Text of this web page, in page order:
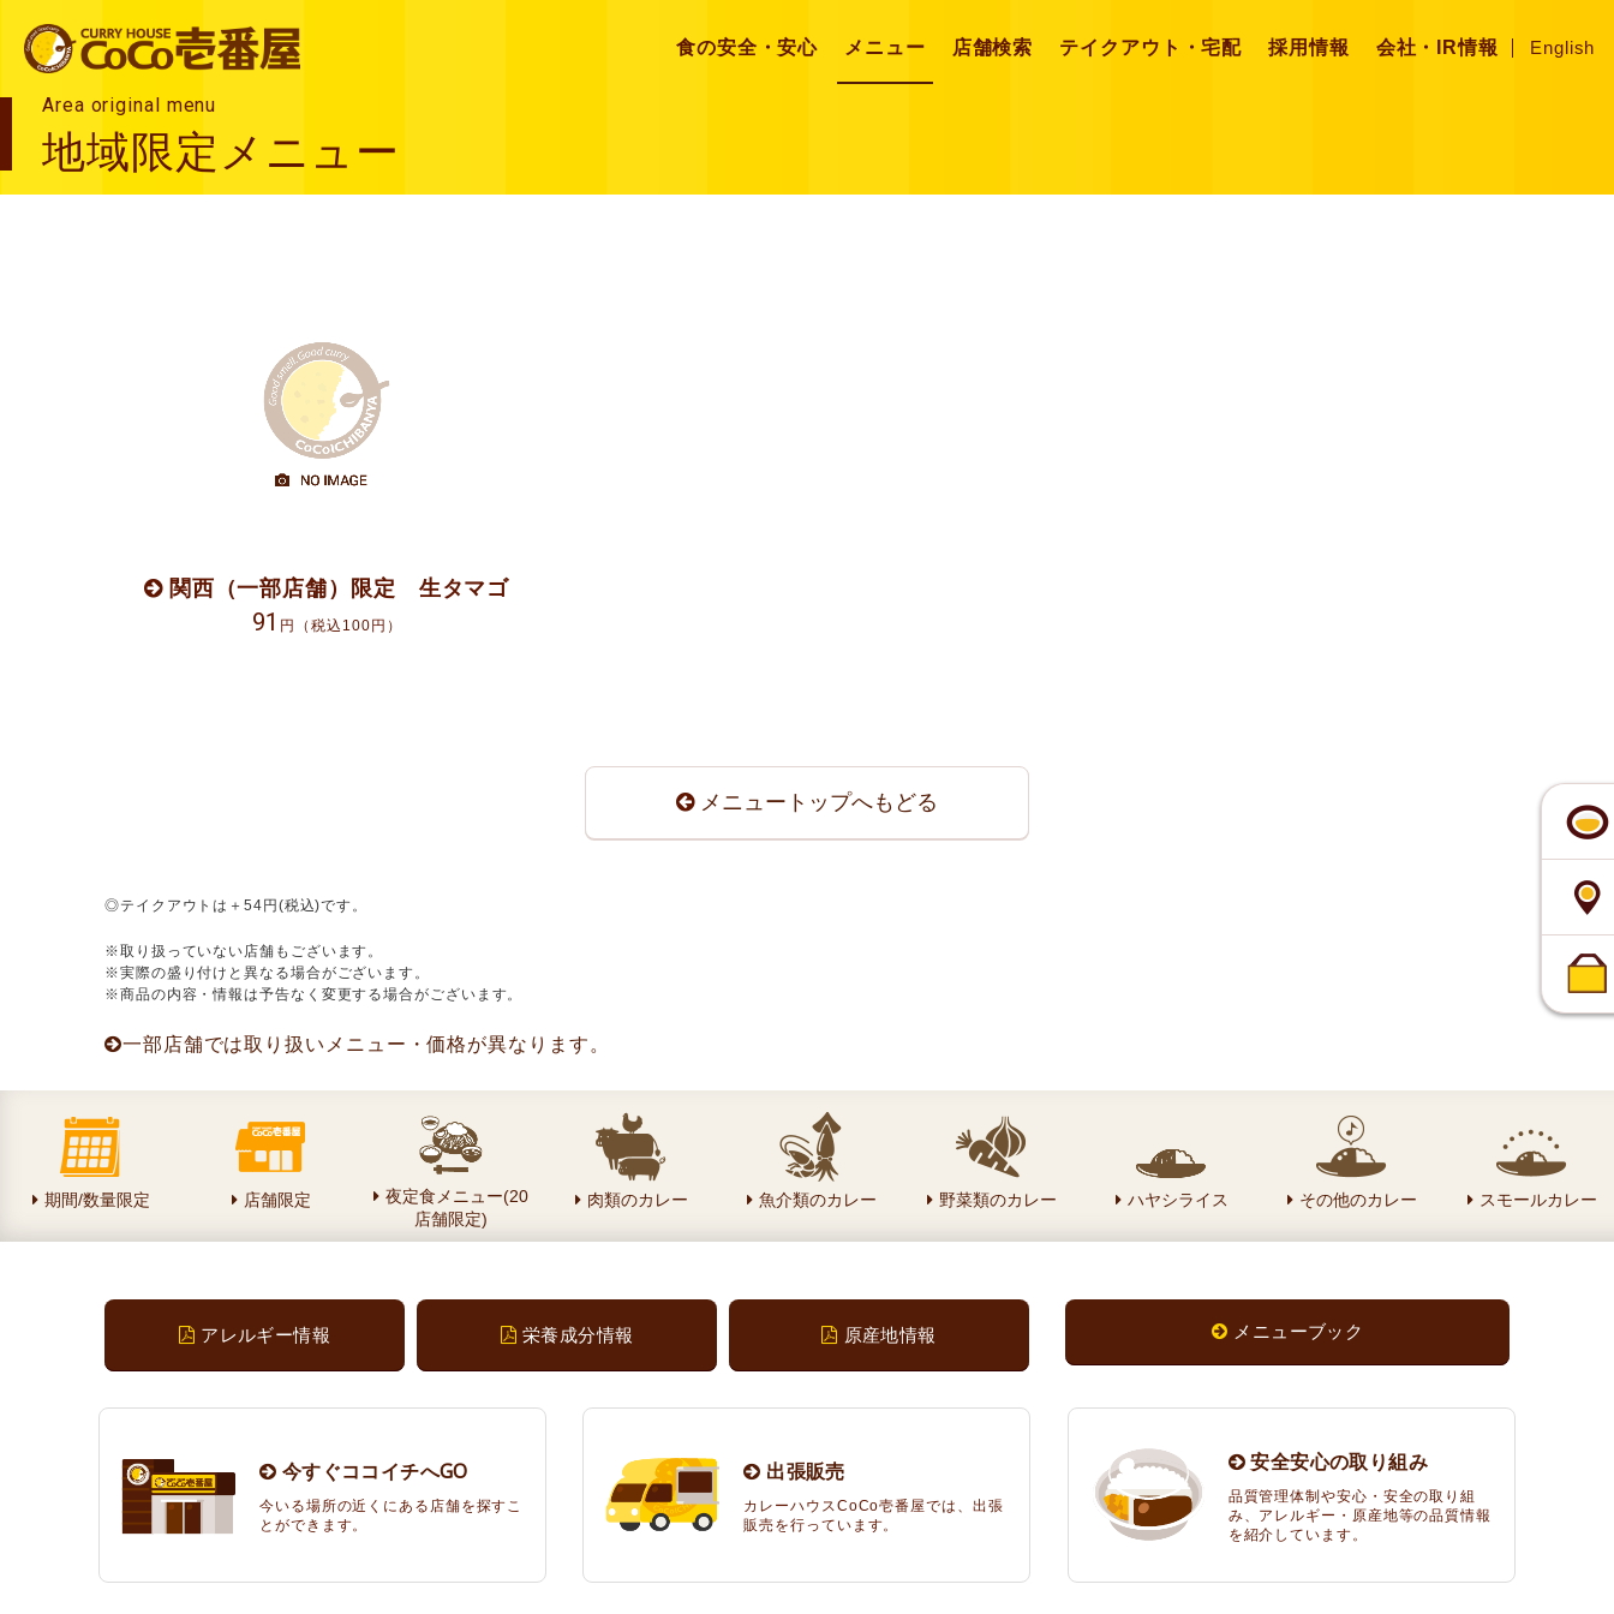
English
食の安全・安心 メニュー 店舗検索 テイクアウト・宅配 採用情報 会社・IR情報
Area original menu
地域限定メニュー
関西（一部店舗）限定 生タマゴ
91 円（税込100円）
メニュートップへもどる
◎テイクアウトは＋54円(税込)です。
取り扱っていない店舗もございます。
実際の盛り付けと異なる場合がございます。
商品の内容・情報は予告なく変更する場合がございます。
一部店舗では取り扱いメニュー・価格が異なります。
期間/数量限定 店舗限定
夜定食メニュー(20
店舗限定)
肉類のカレー 魚介類のカレー 野菜類のカレー ハヤシライス その他のカレー スモールカレー
アレルギー情報 栄養成分情報 原産地情報 メニューブック
今すぐココイチへGO
今いる場所の近くにある店舗を探すこ
とができます。
出張販売
カレーハウスCoCo壱番屋では、出張
販売を行っています。
安全安心の取り組み
品質管理体制や安心・安全の取り組
み、アレルギー・原産地等の品質情報
を紹介しています。